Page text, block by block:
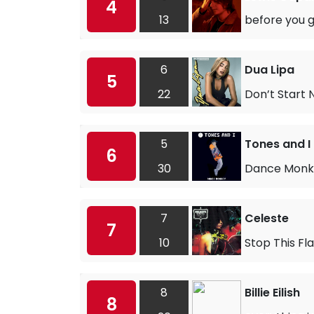
4
13
before you
5
6
22
Dua Lipa
Don’t Start
6
5
30
Tones and I
Dance
7
7
10
Celeste
Stop This
8
8
Billie Eilish